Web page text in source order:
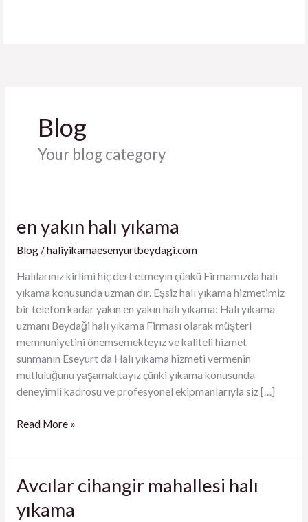
Blog
Your blog category
en yakın halı yıkama
Blog/haliyikamaesenyurtbeydagi.com
Halılarınız kirlimi hiç dert etmeyın çünkü Firmamızda halı
yıkama konusunda uzman dır. Eşsiz halı yıkama hizmetimiz
bir telefon kadar yakın en yakın halı yıkama: Halı yıkama
uzmanı Beydaği halı yıkama Firması olarak müşteri
memnuniyetini önemsemekteyız ve kaliteli hizmet
sunmanın Eseyurt da Halı yıkama hizmeti vermenin
mutluluğunu yaşamaktayız çünki yıkama konusunda
deneyimli kadrosu ve profesyonel ekipmanlarıyla siz […]
en
halı
yıkama
Read More »
Avcılar cihangir mahallesi halı
yıkama
Avcılar
mahallesi